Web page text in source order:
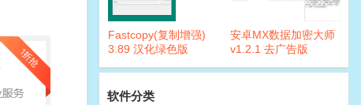
Fastcopy(复制增强)
3.89 汉化绿色版
安卓MX数据加密大师
v1.2.1 去广告版
软件分类